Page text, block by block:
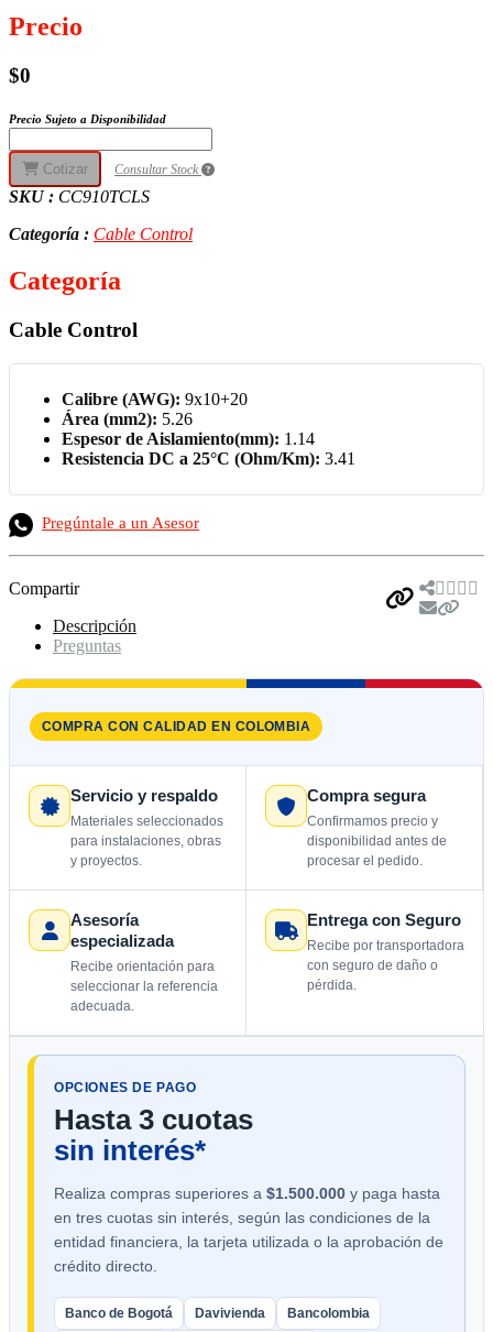
Precio
$0
Precio Sujeto a Disponibilidad
Cotizar Consultar Stock
SKU : CC910TCLS
Categoría : Cable Control
Categoría
Cable Control
Calibre (AWG): 9x10+20
Área (mm2): 5.26
Espesor de Aislamiento(mm): 1.14
Resistencia DC a 25°C (Ohm/Km): 3.41
Pregúntale a un Asesor
Compartir
Descripción
Preguntas
COMPRA CON CALIDAD EN COLOMBIA
Servicio y respaldo
Materiales seleccionados
para instalaciones, obras
y proyectos.
Compra segura
Confirmamos precio y
disponibilidad antes de
procesar el pedido.
Asesoría
especializada
Recibe orientación para
seleccionar la referencia
adecuada.
Entrega con Seguro
Recibe por transportadora
con seguro de daño o
pérdida.
OPCIONES DE PAGO
Hasta 3 cuotas
sin interés*
Realiza compras superiores a $1.500.000 y paga hasta
en tres cuotas sin interés, según las condiciones de la
entidad financiera, la tarjeta utilizada o la aprobación de
crédito directo.
Banco de Bogotá Davivienda Bancolombia